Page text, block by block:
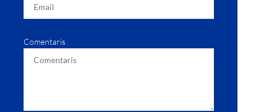
Comentaris